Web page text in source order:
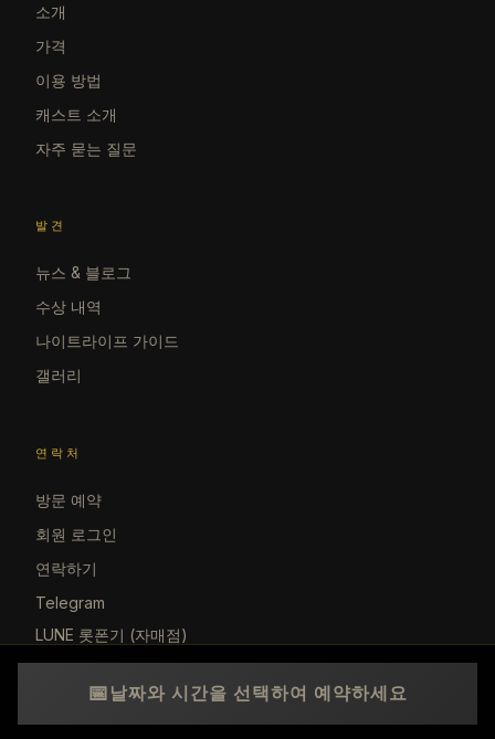
📅 날짜와 시간을 선택하여 예약하세요
소개
가격
이용 방법
캐스트 소개
자주 묻는 질문
발견
뉴스 & 블로그
수상 내역
나이트라이프 가이드
갤러리
연락처
방문 예약
회원 로그인
연락하기
Telegram
LUNE 롯폰기 (자매점)